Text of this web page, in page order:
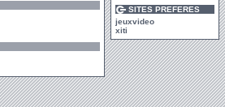
SITES PREFERES
jeuxvideo
xiti